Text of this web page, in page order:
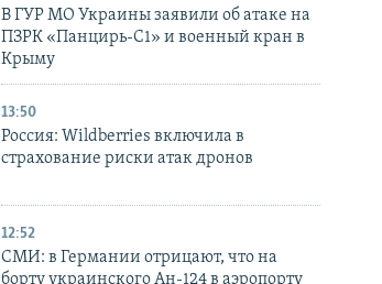
В ГУР МО Украины заявили об атаке на
ПЗРК «Панцирь-С1» и военный кран в
Крыму
13:50
Россия: Wildberries включила в
страхование риски атак дронов
12:52
СМИ: в Германии отрицают, что на
борту украинского Ан-124 в аэропорту